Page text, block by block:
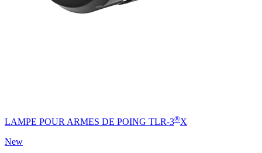
LAMPE POUR ARMES DE POING TLR-3®X
New